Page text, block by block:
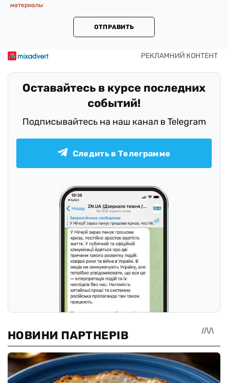
материалы
ОТПРАВИТЬ
Оставайтесь в курсе последних
событий!
Подписывайтесь на наш канал в Telegram
Следить в Телеграмме